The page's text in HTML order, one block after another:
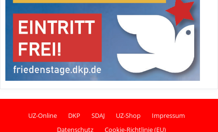
UZ-Online DKP SDAJ UZ-Shop
Impressum
Datenschutz
Cookie-Richtlinie (EU)